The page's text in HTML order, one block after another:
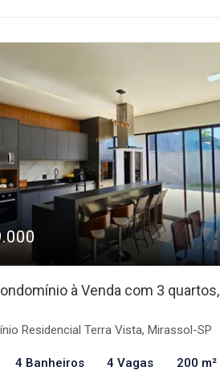
à Venda com 3 quartos,
Residencial Terra Vista, Mirassol-SP
4 Banheiros 4 Vagas 200 m²